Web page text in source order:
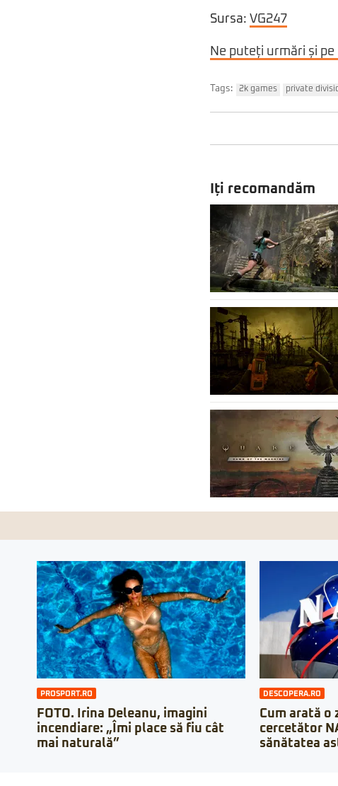
Sursa: VG247
Ne puteți urmări și
Tags: 2k games private
Iți recomandăm
PROSPORT.RO
FOTO. Irina Deleanu, imagini
incendiare: „Îmi place să fiu cât
mai naturală”
DESCOPERA.RO
Cum arată o
cercetător
sănătatea